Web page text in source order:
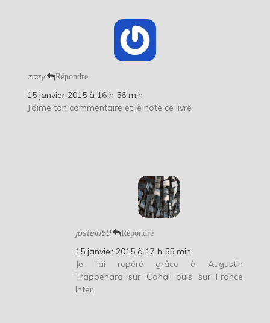
zazy Répondre
15 janvier 2015 à 16 h 56 min
J’aime ton commentaire et je note ce livre
jostein59 Répondre
15 janvier 2015 à 17 h 55 min
Je l’ai repéré grâce à Augustin
Trappenard sur Canal puis sur France
Inter.